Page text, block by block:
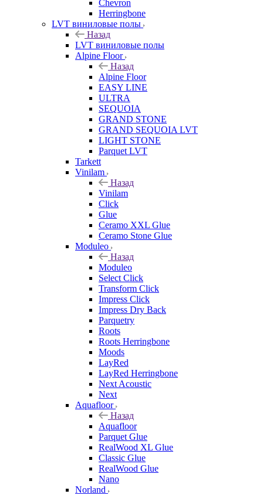
Chevron
Herringbone
LVT виниловые полы
Назад
LVT виниловые полы
Alpine Floor
Назад
Alpine Floor
EASY LINE
ULTRA
SEQUOIA
GRAND STONE
GRAND SEQUOIA LVT
LIGHT STONE
Parquet LVT
Tarkett
Vinilam
Назад
Vinilam
Click
Glue
Ceramo XXL Glue
Ceramo Stone Glue
Moduleo
Назад
Moduleo
Select Click
Transform Click
Impress Click
Impress Dry Back
Parquetry
Roots
Roots Herringbone
Moods
LayRed
LayRed Herringbone
Next Acoustic
Next
Aquafloor
Назад
Aquafloor
Parquet Glue
RealWood XL Glue
Classic Glue
RealWood Glue
Nano
Norland